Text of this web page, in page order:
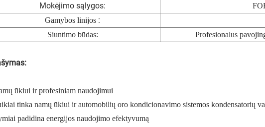
Mokėjimo sąlygos:
Gamybos linijos :
Siuntimo būdas:
Profesionalus
ūkiui ir profesiniam naudojimui
tinka namų ūkiui ir automobilių oro kondicionavimo sistemos kondensatorių
padidina energijos naudojimo efektyvumą